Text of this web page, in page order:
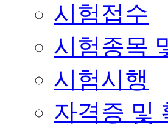
시험접수
시험종목
시험시행
자격증 및